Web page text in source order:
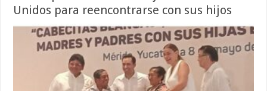
Unidos para reencontrarse con sus hijos